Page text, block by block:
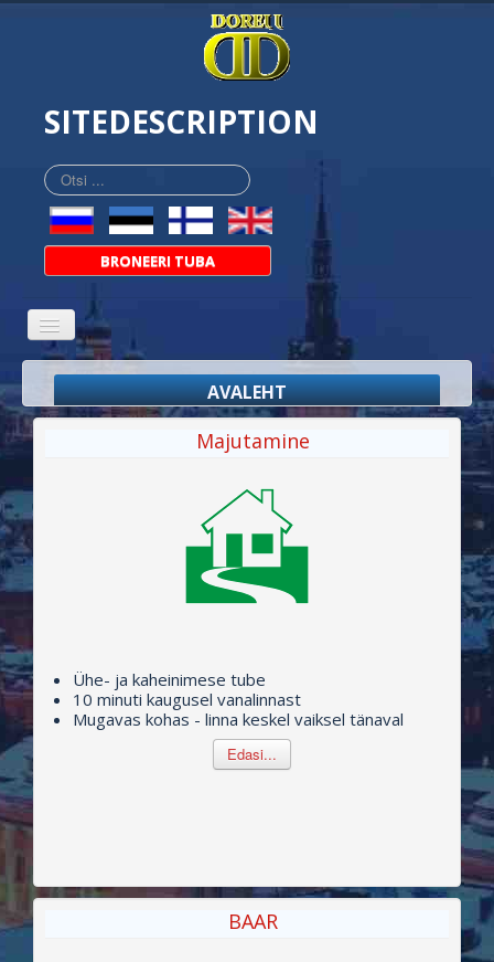
SITEDESCRIPTION
Otsi
...
BRONEERI TUBA
AVALEHT
MEIST
HINNAD
BAAR
SAUN
Majutamine
Ühe- ja kaheinimese tube
10 minuti kaugusel vanalinnast
Mugavas kohas - linna keskel vaiksel tänaval
Edasi...
BAAR